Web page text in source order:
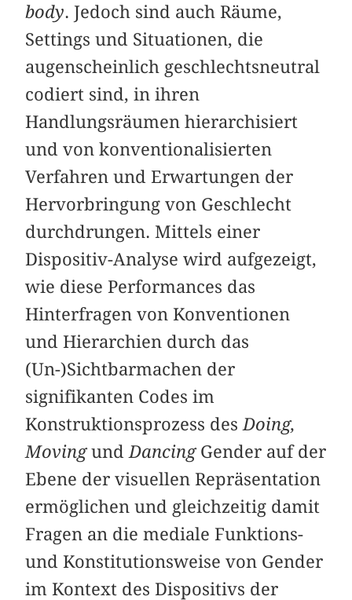
body. Jedoch sind auch Räume,
Settings und Situationen, die
augenscheinlich geschlechtsneutral
codiert sind, in ihren
Handlungsräumen hierarchisiert
und von konventionalisierten
Verfahren und Erwartungen der
Hervorbringung von Geschlecht
durchdrungen. Mittels einer
Dispositiv-Analyse wird aufgezeigt,
wie diese Performances das
Hinterfragen von Konventionen
und Hierarchien durch das
(Un-)Sichtbarmachen der
signifikanten Codes im
Konstruktionsprozess des Doing,
Movingund DancingGender auf der
Ebene der visuellen Repräsentation
ermöglichen und gleichzeitig damit
Fragen an die mediale Funktions-
und Konstitutionsweise von Gender
im Kontext des Dispositivs der